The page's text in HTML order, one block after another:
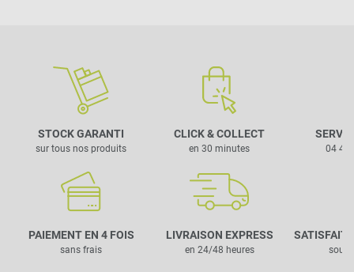
STOCK GARANTI
sur tous nos produits
CLICK & COLLECT
en 30 minutes
PAIEMENT EN 4 FOIS
sans frais
LIVRAISON EXPRESS
en 24/48 heures
04 42
SATISFAIT
sous